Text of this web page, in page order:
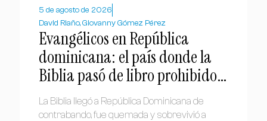
5 de agosto de 2026
David Riaño, Giovanny Gómez Pérez
Evangélicos en República
dominicana: el país donde la
Biblia pasó de libro prohibido a
símbolo nacional
La Biblia llegó a República Dominicana de
contrabando, fue quemada y sobrevivió a